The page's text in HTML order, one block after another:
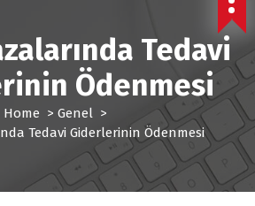
Tedavi
Ödenmesi
Home > Genel>
Tedavi Giderlerinin Ödenmesi